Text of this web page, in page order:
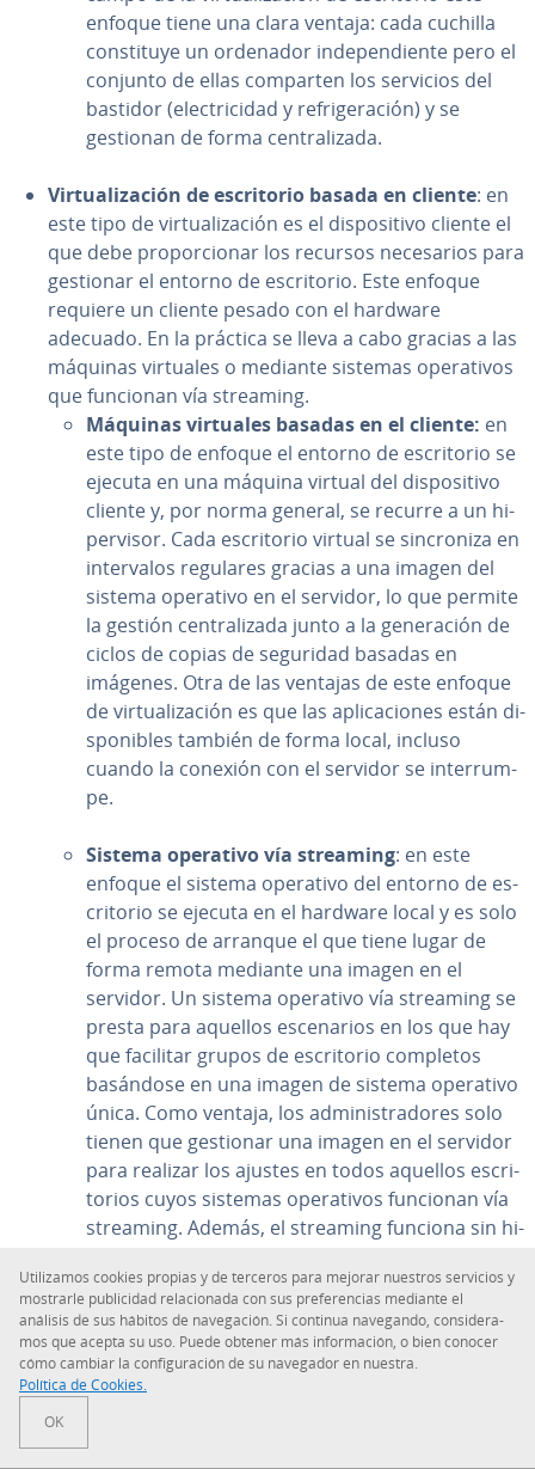
enfoque tiene una clara ventaja: cada cuchilla
co­n­s­ti­tu­ye un ordenador in­de­pe­n­die­n­te pero el
conjunto de ellas comparten los servicios del
bastidor (ele­c­tri­ci­dad y re­fri­ge­ra­ción) y se
gestionan de forma ce­n­tra­li­za­da.
Vi­r­tua­li­za­ción de es­cri­to­rio basada en cliente: en
este tipo de vi­r­tua­li­za­ción es el di­s­po­si­ti­vo cliente el
que debe pro­po­r­cio­nar los recursos ne­ce­sa­rios para
gestionar el entorno de es­cri­to­rio. Este enfoque
requiere un cliente pesado con el hardware
adecuado. En la práctica se lleva a cabo gracias a las
máquinas virtuales o mediante sistemas ope­ra­ti­vos
que funcionan vía streaming.
Máquinas virtuales basadas en el cliente: en
este tipo de enfoque el entorno de es­cri­to­rio se
ejecuta en una máquina virtual del di­s­po­si­ti­vo
cliente y, por norma general, se recurre a un hi­
pe­r­vi­sor. Cada es­cri­to­rio virtual se si­n­cro­ni­za en
in­te­r­va­los regulares gracias a una imagen del
sistema operativo en el servidor, lo que permite
la gestión ce­n­tra­li­za­da junto a la ge­ne­ra­ción de
ciclos de copias de seguridad basadas en
imágenes. Otra de las ventajas de este enfoque
de vi­r­tua­li­za­ción es que las apli­ca­cio­nes están di­
s­po­ni­bles también de forma local, incluso
cuando la conexión con el servidor se in­te­rru­m­
pe.
Sistema operativo vía streaming: en este
enfoque el sistema operativo del entorno de es­
cri­to­rio se ejecuta en el hardware local y es solo
el proceso de arranque el que tiene lugar de
forma remota mediante una imagen en el
servidor. Un sistema operativo vía streaming se
presta para aquellos es­ce­na­rios en los que hay
que facilitar grupos de es­cri­to­rio completos
basándose en una imagen de sistema operativo
única. Como ventaja, los ad­mi­ni­s­tra­do­res solo
tienen que gestionar una imagen en el servidor
para realizar los ajustes en todos aquellos es­cri­
to­rios cuyos sistemas ope­ra­ti­vos funcionan vía
streaming. Además, el streaming funciona sin hi­
red sin in­te­rru­p­cio­nes entre servidor y di­s­po­si­ti­
vo cliente.
La vi­r­tua­li­za­ción de es­cri­to­rio es muy ventajosa sobre
todo al permitir una ad­mi­ni­s­tra­ción ce­n­tra­li­za­da.
Además, en los entornos de trabajo es­ta­n­da­ri­za­dos es
posible reducir de forma si­g­ni­fi­ca­ti­va los costes de
Uti­li­za­mos cookies propias y de terceros para mejorar nuestros servicios y
mostrarle pu­bli­ci­dad re­la­cio­na­da con sus pre­fe­re­n­cias mediante el
análisis de sus hábitos de na­ve­ga­ción. Si continua navegando, co­n­si­de­ra­
mos que acepta su uso. Puede obtener más in­fo­r­ma­ción, o bien conocer
cómo cambiar la co­n­fi­gu­ra­ción de su navegador en nuestra.
Política de Cookies.
OK